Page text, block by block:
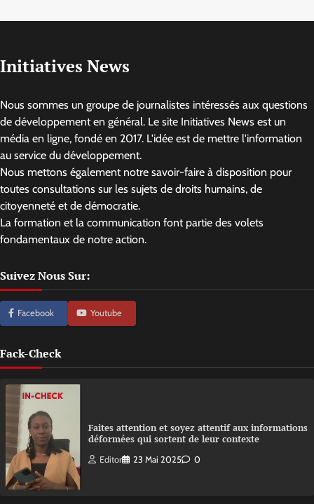
Initiatives News
Nous sommes un groupe de journalistes intéressés aux questions
de développement en général. Le site Initiatives News est un
média en ligne, fondé en 2017. L'idée est de mettre l'information
au service du développement.
Nous mettons également notre savoir-faire à disposition pour
toutes consultations sur les sujets de droits humains, de
citoyenneté et de démocratie.
La formation et la communication font partie des volets
fondamentaux de notre action.
Suivez Nous Sur:
Facebook Youtube
Fack-Check
Faites attention et soyez attentif aux informations
déformées qui sortent de leur contexte
Editor 23 Mai 2025 0